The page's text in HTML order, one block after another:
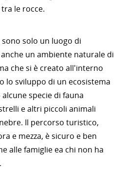
le rocce.
solo un luogo di
un ambiente naturale di
che si è creato all'interno
lo sviluppo di un ecosistema
specie di fauna
e altri piccoli animali
Il percorso turistico,
e mezza, è sicuro e ben
alle famiglie ea chi non ha